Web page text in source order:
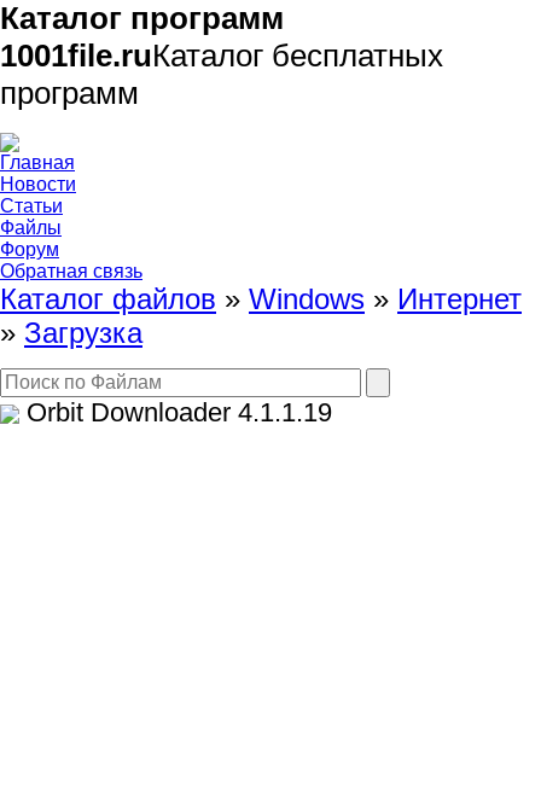
Каталог программ
1001file.ruКаталог бесплатных
программ
Главная
Новости
Статьи
Файлы
Форум
Обратная связь
Каталог файлов » Windows » Интернет
» Загрузка
Orbit Downloader 4.1.1.19